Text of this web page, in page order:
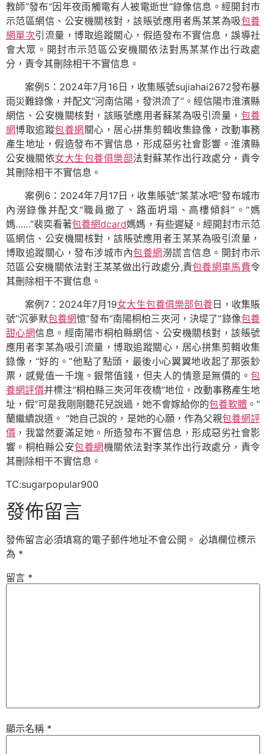
教師”發布“因年夜雨觸電有人被電逝世”錄像信息。經開封市
示范區網信、公安機關核對，該賬號應用者馬某某為吸包養
網單次引流量，博取追蹤關心，假造發布不實信息，誤導社
會大眾。開封市示范區公安機關依法對馬某某作出行政處
分，責令其刪除相干不實信息。
案例5：2024年7月16日，收集賬號sujiahai2672發布暴
雨災難錄像，并配文“河南信陽，發洪流了”。經信陽市淮濱縣
網信、公安機關核對，該賬號應用者蘇某為吸引流量， 包養
網博取追蹤包養網 關心，居心拼集剪輯收集錄像，改動事務
產生地址，假造發布不實信息，形成惡劣社會影響。淮濱縣
公安機關依女大生包養俱樂部法對蘇某作出行政處分，責令
其刪除相干不實信息。
案例6：2024年7月17日，收集賬號“某某冰吧”發布城市
內澇錄像并配文“職員撤了、路面坍塌、高樓傾斜”。“媽
媽……”裴奕看著包養網dcard媽媽，有些遲疑。經開封市示范
區網信、公安機關核對，該賬號應用者王某某為吸引流量，
博取追蹤關心，發布涉城市內包養網澇謊言信息。開封市示
范區公安機關依法對王某某做出行政處分,責包養網車馬費令
其刪除相干不實信息。
案例7：2024年7月19女大生包養俱樂部包養日，收集賬
號“沉夢默包養網憶”發布“南陽桐柏三夾河，決堤了”錄像包養
甜心網信息。經南陽市桐柏縣網信、公安機關核對，該賬號
應用者李某為吸引流量，博取追蹤關心，居心拼集剪輯收集
錄像，“好的。”他點了點頭，最後小心翼翼地收起了那張鈔
票，感覺值一千塊。銀幣值錢，但夫人的情意是無價的。 包
養網評價并標注“桐柏縣三夾河年夜橋”地位，改動事務產生地
址，假“可是我剛剛聽花兒說過，她不會嫁給你的包養軟體 。”
蘭繼續說道。 “她自己說的，是她的心願，作為父親包養網評
價 ，我當然要滿足她。所造發布不實信息，形成惡劣社會影
響。桐柏縣公安包養網機關依法對李某作出行政處分，責令
其刪除相干不實信息。
TC:sugarpopular900
發佈留言
發佈留言必須填寫的電子郵件地址不會公開。 必填欄位標示
為 *
留言 *
顯示名稱 *